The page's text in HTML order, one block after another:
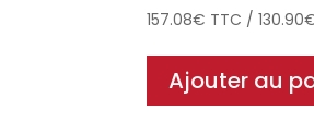
157.08€ TTC /130.90
Ajouter au